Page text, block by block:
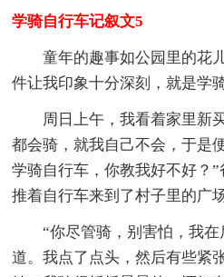
学骑自行车记叙文5
童年的趣事如公园里的花
件让我印象十分深刻，就是学
周日上午，我看着家里新
都会骑，就我自己不会，于是
学骑自行车，你教我好不好？
推着自行车来到了村子里的广场
“你尽管骑，别害怕，我
道。我点了点头，然后有些紧